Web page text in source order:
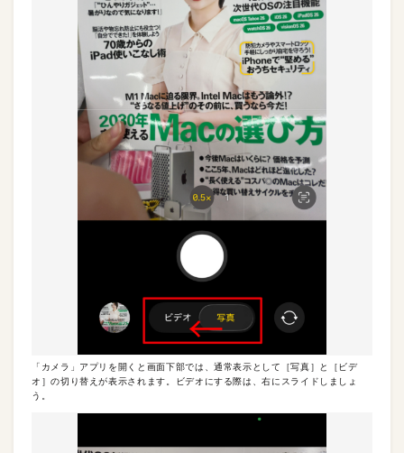
「カメラ」アプリを開くと画面下部では、通常表示として［写真］と［ビデ
オ］の切り替えが表示されます。ビデオにする際は、右にスライドしましょ
う。